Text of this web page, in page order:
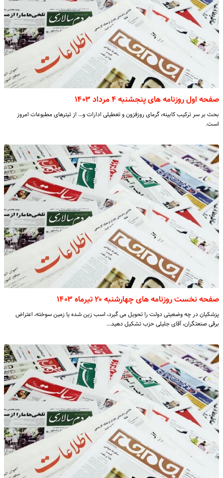
صفحه اول روزنامه های پنجشنبه ۴ مرداد ۱۴۰۳
بحث بر سر ترکیب کابینه، گرمای روزفزون و تعطیلی ادارات و... از تیترهای مطبوعات امروز
است.
صفحه نخست روزنامه های چهارشنبه ۲۰ تیرماه ۱۴۰۳
پزشکیان در چه وضعیتی دولت را تحویل می گیرد، اسب زین شده یا زمین سوخته، اعتراض
برقی صنعتگران، آقای جلیلی حزب تشکیل دهید…